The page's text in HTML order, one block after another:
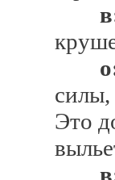
силы,
Это